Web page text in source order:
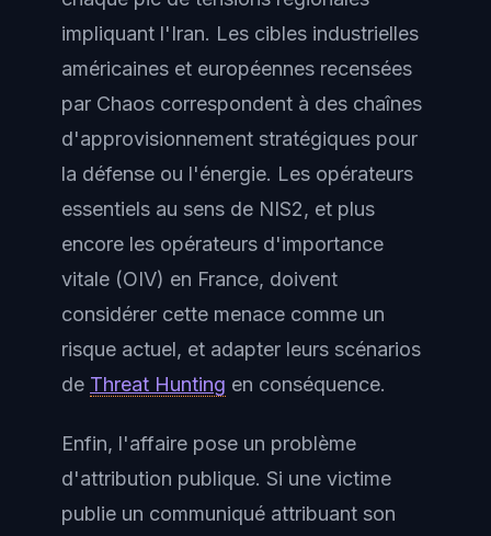
impliquant l'Iran. Les cibles industrielles
américaines et européennes recensées
par Chaos correspondent à des chaînes
d'approvisionnement stratégiques pour
la défense ou l'énergie. Les opérateurs
essentiels au sens de NIS2, et plus
encore les opérateurs d'importance
vitale (OIV) en France, doivent
considérer cette menace comme un
risque actuel, et adapter leurs scénarios
de Threat Hunting en conséquence.
Enfin, l'affaire pose un problème
d'attribution publique. Si une victime
publie un communiqué attribuant son